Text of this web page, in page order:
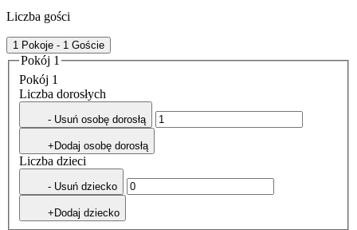
Liczba gości
1 Pokoje - 1 Goście
Pokój 1
Pokój 1
Liczba dorosłych
- Usuń osobę dorosłą
+Dodaj osobę dorosłą
Liczba dzieci
- Usuń dziecko
+Dodaj dziecko